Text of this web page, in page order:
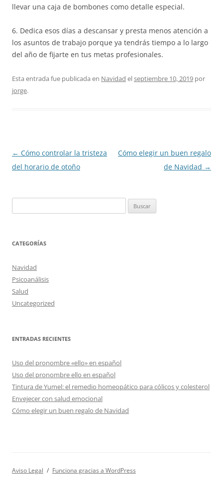
llevar una caja de bombones como detalle especial.
6. Dedica esos días a descansar y presta menos atención a
los asuntos de trabajo porque ya tendrás tiempo a lo largo
del año de fijarte en tus metas profesionales.
Esta entrada fue publicada en Navidad elseptiembre 10, 2019 por
jorge.
Navegación
de
← Cómo controlar la tristeza
del horario de otoño
Cómo elegir un buen regalo
de Navidad →
CATEGORÍAS
Navidad
Psicoanálisis
Salud
Uncategorized
ENTRADAS RECIENTES
Uso del pronombre «ello» en español
Uso del pronombre ello en español
Tintura de Yumel: el remedio homeopático para cólicos y colesterol
Envejecer con salud emocional
Cómo elegir un buen regalo de Navidad
Aviso Legal Funciona gracias a WordPress